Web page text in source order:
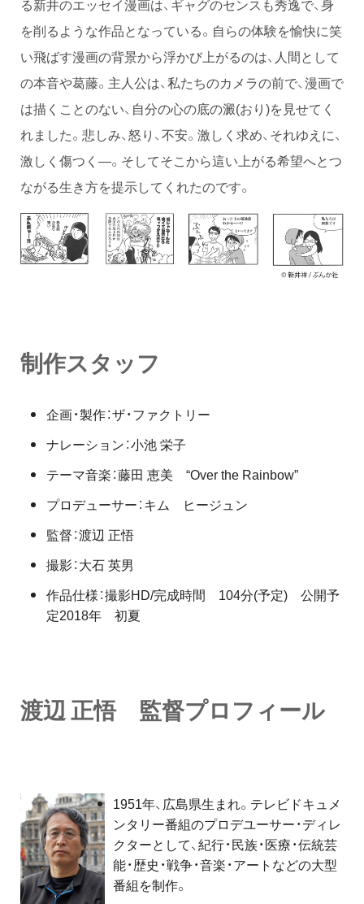
を削るような作品となっている。自らの体験を愉快に笑
い飛ばす漫画の背景から浮かび上がるのは、人間として
の本音や葛藤。主人公は、私たちのカメラの前で、漫画で
は描くことのない、自分の心の底の澱(おり)を見せてく
れました。悲しみ、怒り、不安。激しく求め、それゆえに、
激しく傷つく―。そしてそこから這い上がる希望へとつ
ながる生き方を提示してくれたのです。
制作スタッフ
企画・製作：ザ・ファクトリー
ナレーション：小池 栄子
テーマ音楽：藤田 恵美 “Over the Rainbow”
プロデューサー：キム ヒージュン
監督：渡辺 正悟
撮影：大石 英男
作品仕様：撮影HD/完成時間 104分(予定) 公開予
定2018年 初夏
渡辺 正悟 監督プロフィール
1951年、広島県生まれ。テレビドキュメ
ンタリー番組のプロデユーサー・ディレ
クターとして、紀行・民族・医療・伝統芸
能・歴史・戦争・音楽・アートなどの大型
番組を制作。